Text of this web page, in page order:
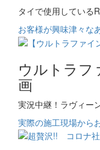
タイで使用している
お客様が興味津々な
ウルトラフ
画
実況中継！ラヴィー
実際の施工現場から